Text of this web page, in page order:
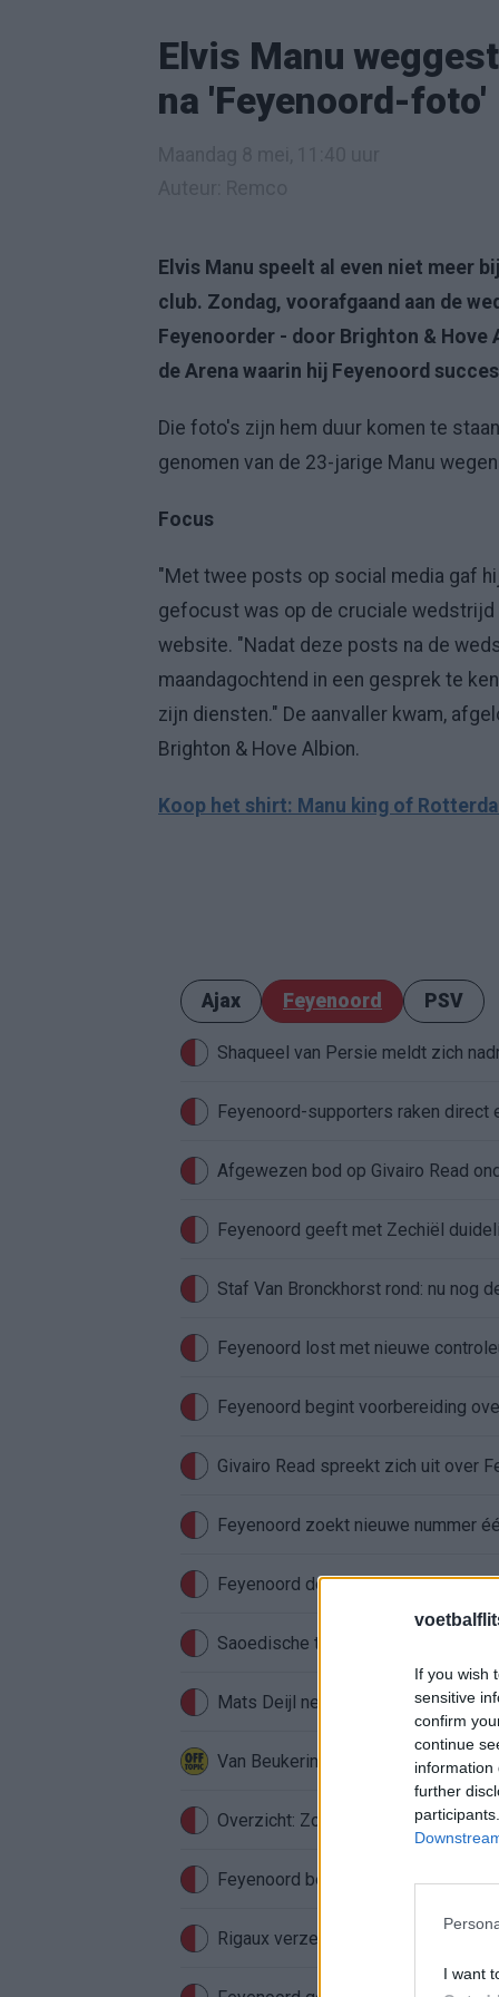
If you wish
sensitive
confirm
continue
information
further
I want
Elvis Manu
na 'Feyenoord-foto'
Elvis Manu speelt al even niet meer
club. Zondag, voorafgaand aan de
Feyenoorder - door Brighton & Hove
de Arena waarin hij Feyenoord
Die foto's zijn hem duur komen te
genomen van de 23-jarige Manu
Focus
"Met twee posts op social media gaf
gefocust was op de cruciale
website. "Nadat deze posts na de
maandagochtend in een gesprek te
zijn diensten." De aanvaller kwam,
Brighton & Hove Albion.
Koop het shirt: Manu king of
Ajax Feyenoord PSV
Shaqueel van Persie meldt zich
Feyenoord-supporters raken direct
Feyenoord geeft met Zechiël
Staf Van Bronckhorst rond: nu nog
Feyenoord lost met nieuwe
Feyenoord begint voorbereiding
Givairo Read spreekt zich uit over
Feyenoord zoekt nieuwe nummer
Feyenoord doet voorstel aan
Saoedische topclub maakt werk
Mats Deijl neemt definitief
Van Beukering haalt hard uit na
Overzicht: Zo presteren de
Feyenoord begint aan nieuw
Rigaux verzet meteen bergen bij